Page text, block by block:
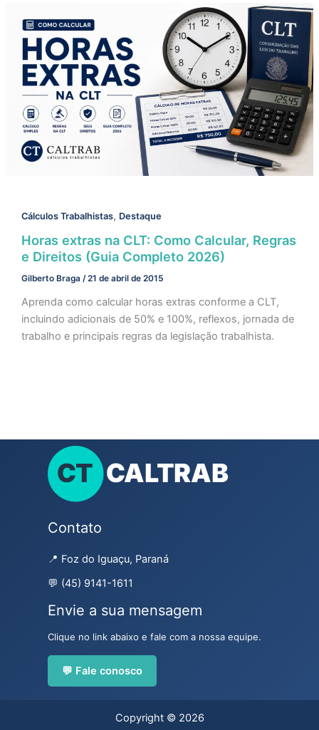
Cálculos Trabalhistas, Destaque
Horas extras na CLT: Como Calcular, Regras
e Direitos (Guia Completo 2026)
Gilberto Braga /21 de abril de 2015
Aprenda como calcular horas extras conforme a CLT,
incluindo adicionais de 50% e 100%, reflexos, jornada de
trabalho e principais regras da legislação trabalhista.
Contato
📍 Foz do Iguaçu, Paraná
💬 (45) 9141-1611
Envie a sua mensagem
Clique no link abaixo e fale com a nossa equipe.
💬 Fale conosco
Copyright © 2026